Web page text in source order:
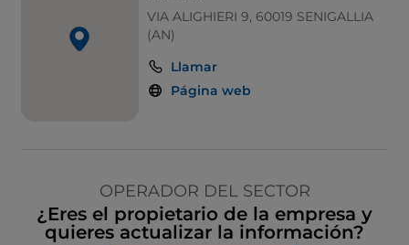
VIA ALIGHIERI 9, 60019 SENIGALLIA
(AN)
Llamar
Página web
OPERADOR DEL SECTOR
¿Eres el propietario de la empresa y
quieres actualizar la información?